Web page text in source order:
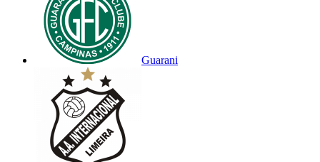
Guarani